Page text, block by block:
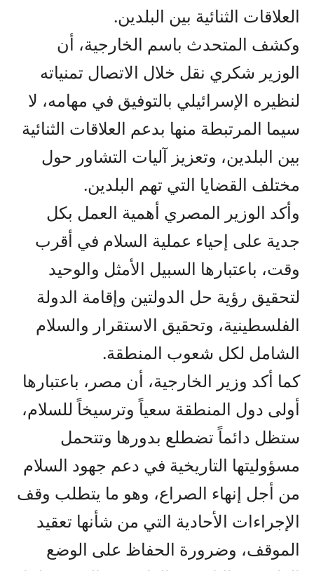
العلاقات الثنائية بين البلدين.
وكشف المتحدث باسم الخارجية، أن
الوزير شكري نقل خلال الاتصال تمنياته
لنظيره الإسرائيلي بالتوفيق في مهامه، لا
سيما المرتبطة منها بدعم العلاقات الثنائية
بين البلدين، وتعزيز آليات التشاور حول
مختلف القضايا التي تهم البلدين.
وأكد الوزير المصري أهمية العمل بكل
جدية على إحياء عملية السلام في أقرب
وقت، باعتبارها السبيل الأمثل والوحيد
لتحقيق رؤية حل الدولتين وإقامة الدولة
الفلسطينية، وتحقيق الاستقرار والسلام
الشامل لكل شعوب المنطقة.
كما أكد وزير الخارجية، أن مصر، باعتبارها
أولى دول المنطقة سعياً وترسيخاً للسلام،
ستظل دائماً تضطلع بدورها وتتحمل
مسؤوليتها التاريخية في دعم جهود السلام
من أجل إنهاء الصراع، وهو ما يتطلب وقف
الإجراءات الأحادية التي من شأنها تعقيد
الموقف، وضرورة الحفاظ على الوضع